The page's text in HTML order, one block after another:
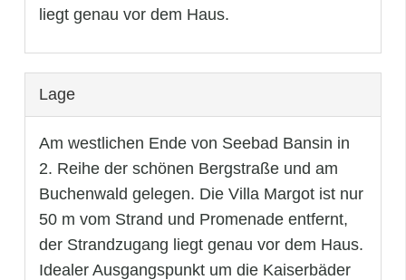
liegt genau vor dem Haus.
Lage
Am westlichen Ende von Seebad Bansin in
2. Reihe der schönen Bergstraße und am
Buchenwald gelegen. Die Villa Margot ist nur
50 m vom Strand und Promenade entfernt,
der Strandzugang liegt genau vor dem Haus.
Idealer Ausgangspunkt um die Kaiserbäder